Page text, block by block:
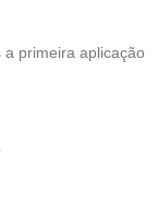
primeira aplicação
na Pele